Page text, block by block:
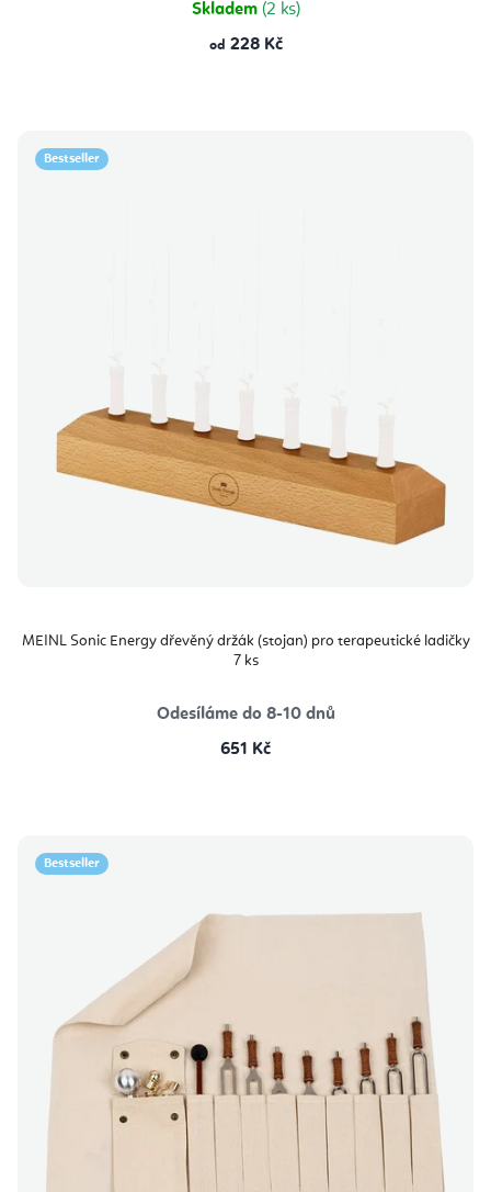
Skladem (2 ks)
od 228 Kč
Bestseller
MEINL Sonic Energy dřevěný držák (stojan) pro terapeutické ladičky
7 ks
Odesíláme do 8-10 dnů
651 Kč
Bestseller